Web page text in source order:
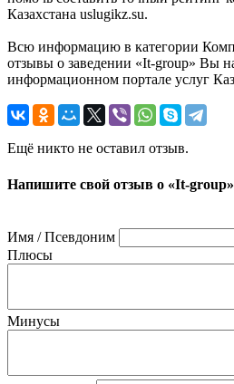
Казахстана uslugikz.su.
Всю информацию в категории
отзывы о заведении «It-group» Вы
информационном портале услуг
Ещё никто не оставил отзыв.
Напишите свой отзыв о «It-group»
Имя / Псевдоним
Плюсы
Минусы